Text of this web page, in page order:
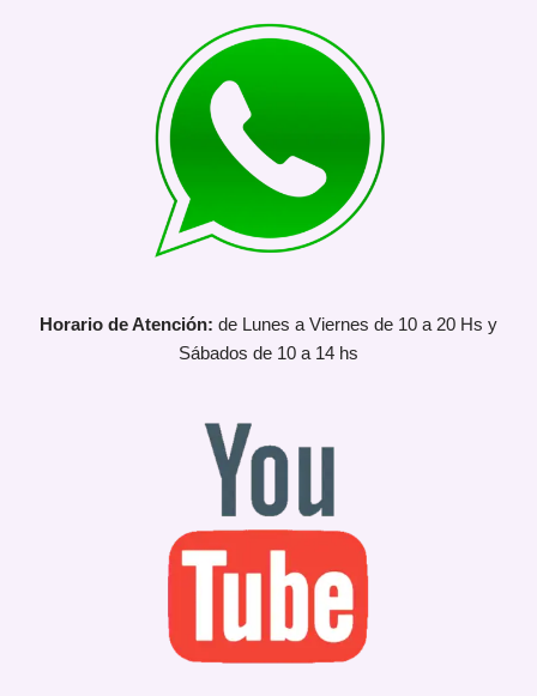
Horario de Atención: de Lunes a Viernes de 10 a 20 Hs y
Sábados de 10 a 14 hs